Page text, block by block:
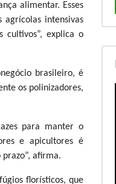
alimentar. Esses
agrícolas intensivas
cultivos”, explica o
brasileiro, é
os polinizadores,
para manter o
e apicultores é
afirma.
florísticos, que